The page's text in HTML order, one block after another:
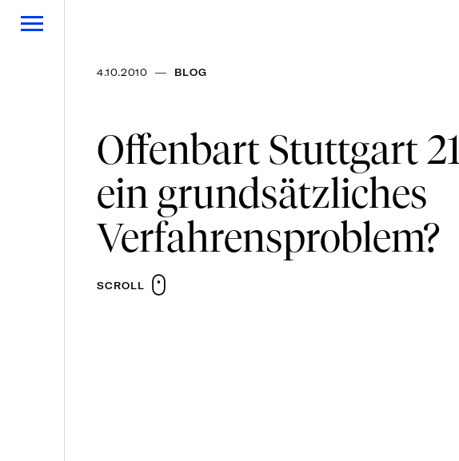
4.10.2010 — BLOG
Offenbart Stuttgart 21
ein grundsätzliches
Verfahrensproblem?
SCROLL